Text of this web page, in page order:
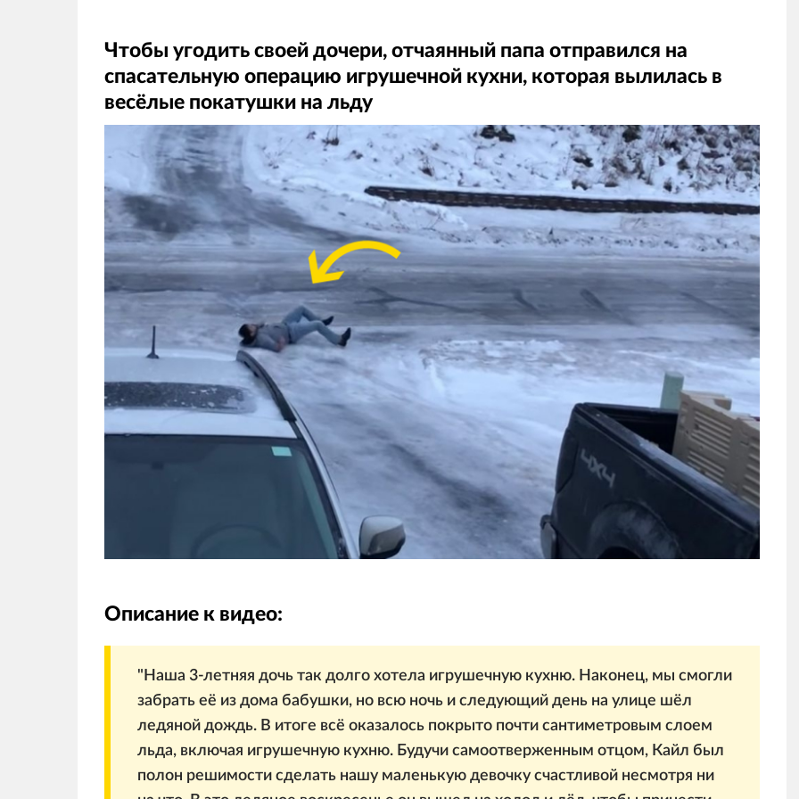
Чтобы угодить своей дочери, отчаянный папа отправился на
спасательную операцию игрушечной кухни, которая вылилась в
весёлые покатушки на льду
Описание к видео:
"Наша 3-летняя дочь так долго хотела игрушечную кухню. Наконец, мы смогли
забрать её из дома бабушки, но всю ночь и следующий день на улице шёл
ледяной дождь. В итоге всё оказалось покрыто почти сантиметровым слоем
льда, включая игрушечную кухню. Будучи самоотверженным отцом, Кайл был
полон решимости сделать нашу маленькую девочку счастливой несмотря ни